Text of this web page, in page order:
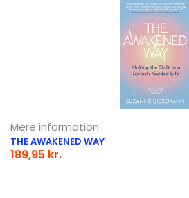
Mere information
THE AWAKENED WAY
189,95 kr.